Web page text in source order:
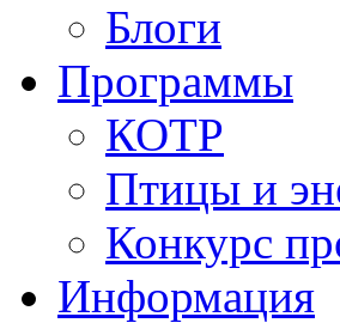
Блоги
Программы
КОТР
Птицы и
Конкурс
Информация